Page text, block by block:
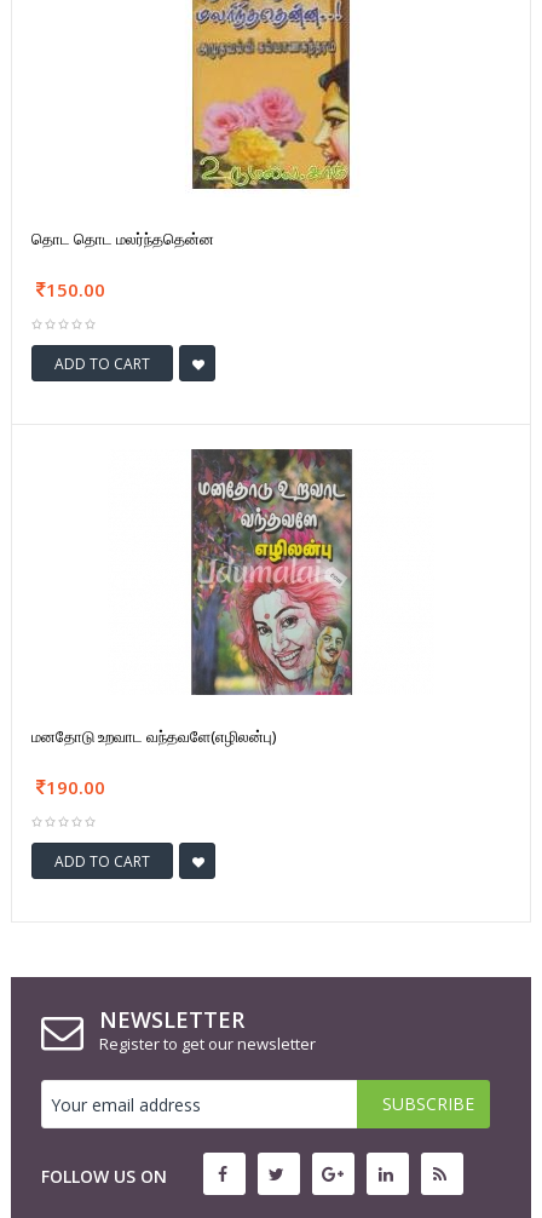
தொட தொட மலர்ந்ததென்ன
150.00
ADD TO CART
மனதோடு உறவாட வந்தவளே(எழிலன்பு)
190.00
ADD TO CART
NEWSLETTER
Register to get our newsletter
FOLLOW US ON